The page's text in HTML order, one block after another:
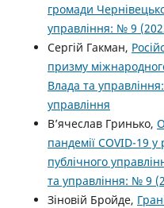
громади
управління: № 9
Сергій Гакман,
призму
Влада та
управління
В’ячеслав Гринько,
пандемії COVID-19
публічного
та управління: № 9
Зіновій Бройде,